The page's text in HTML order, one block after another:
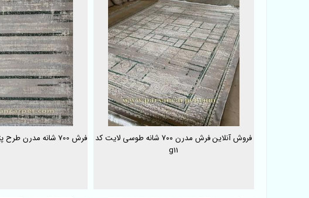
فروش آنلاین فرش مدرن ۷۰۰ شانه طوسی لایت کد
g11
فرش 700 شانه مدرن طرح پتینه کد g10 | فرش لایت